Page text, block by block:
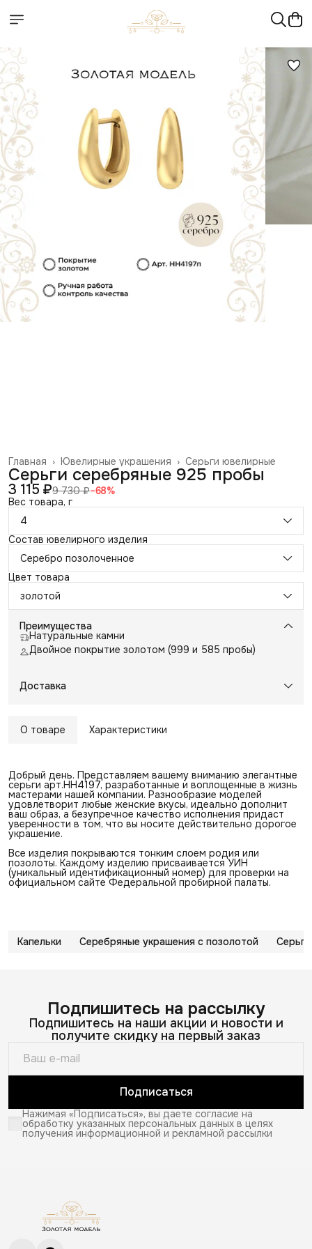
Серьги ювелирные
Ювелирные украшения ›
Главная ›
Серьги серебряные 925 пробы
3 115 ₽9 730 ₽−68%
Вес товара, г
4
Состав ювелирного изделия
Серебро позолоченное
Цвет товара
золотой
Преимущества
Натуральные камни
Двойное покрытие золотом (999 и 585 пробы)
Доставка
О товаре Характеристики
Добрый день. Представляем вашему вниманию элегантные
серьги арт.НН4197, разработанные и воплощенные в жизнь
мастерами нашей компании. Разнообразие моделей
удовлетворит любые женские вкусы, идеально дополнит
ваш образ, а безупречное качество исполнения придаст
уверенности в том, что вы носите действительно дорогое
украшение.
Все изделия покрываются тонким слоем родия или
позолоты. Каждому изделию присваивается УИН
(уникальный идентификационный номер) для проверки на
официальном сайте Федеральной пробирной палаты.
Капельки Серебряные украшения с позолотой
Подпишитесь на рассылку
Подпишитесь на наши акции и новости и
получите скидку на первый заказ
Подписаться
Нажимая «Подписаться», вы даете согласие на
обработку указанных персональных данных в целях
получения информационной и рекламной рассылки